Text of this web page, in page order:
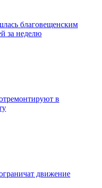
благовещенским
за неделю
в
движение